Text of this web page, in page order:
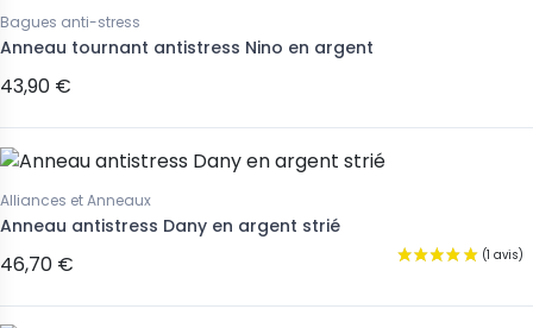
Bagues anti-stress
Anneau tournant antistress Nino en argent
43,90 €
Alliances et Anneaux
Anneau antistress Dany en argent strié
46,70 €